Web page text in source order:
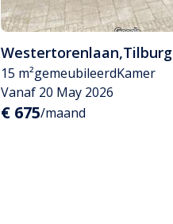
Westertorenlaan,Tilburg
15 m²gemeubileerdKamer
Vanaf 20 May 2026
€ 675/maand